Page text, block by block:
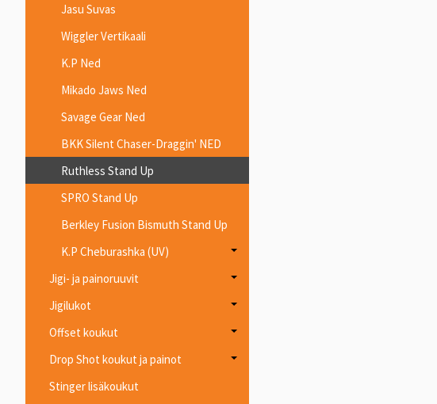
Jasu Suvas
Wiggler Vertikaali
K.P Ned
Mikado Jaws Ned
Savage Gear Ned
BKK Silent Chaser-Draggin' NED
Ruthless Stand Up
SPRO Stand Up
Berkley Fusion Bismuth Stand Up
K.P Cheburashka (UV)
Jigi- ja painoruuvit
Jigilukot
Offset koukut
Drop Shot koukut ja painot
Stinger lisäkoukut